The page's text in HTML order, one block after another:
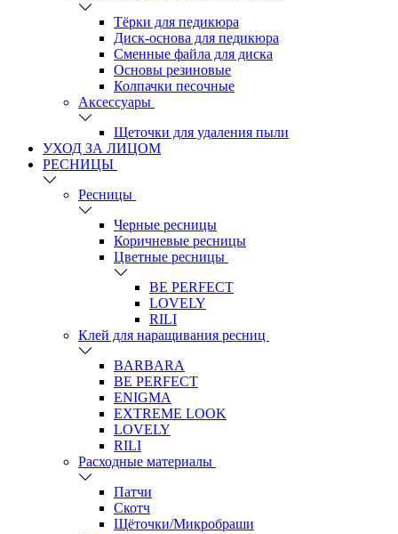
Тёрки для педикюра
Диск-основа для педикюра
Сменные файла для диска
Основы резиновые
Колпачки песочные
Аксессуары
Щеточки для удаления пыли
УХОД ЗА ЛИЦОМ
РЕСНИЦЫ
Ресницы
Черные ресницы
Коричневые ресницы
Цветные ресницы
BE PERFECT
LOVELY
RILI
Клей для наращивания ресниц
BARBARA
BE PERFECT
ENIGMA
EXTREME LOOK
LOVELY
RILI
Расходные материалы
Патчи
Скотч
Щёточки/Микробраши